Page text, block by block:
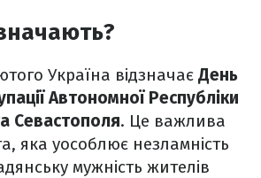
Україна відзначає День
Автономної Республіки
Севастополя. Це важлива
яка уособлює незламність
мужність жителів